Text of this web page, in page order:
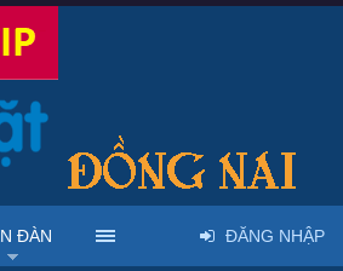
ĐÀN ĐĂNG NHẬP